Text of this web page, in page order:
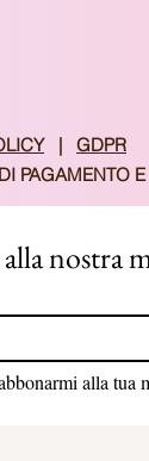
| GDPR
PAGAMENTO
nostra
alla tua